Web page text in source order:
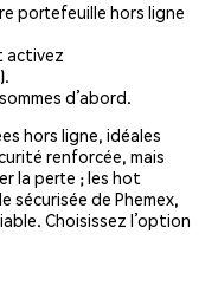
portefeuille hors ligne
activez
d’abord.
hors ligne, idéales
renforcée, mais
la perte ; les hot
sécurisée de Phemex,
Choisissez l’option